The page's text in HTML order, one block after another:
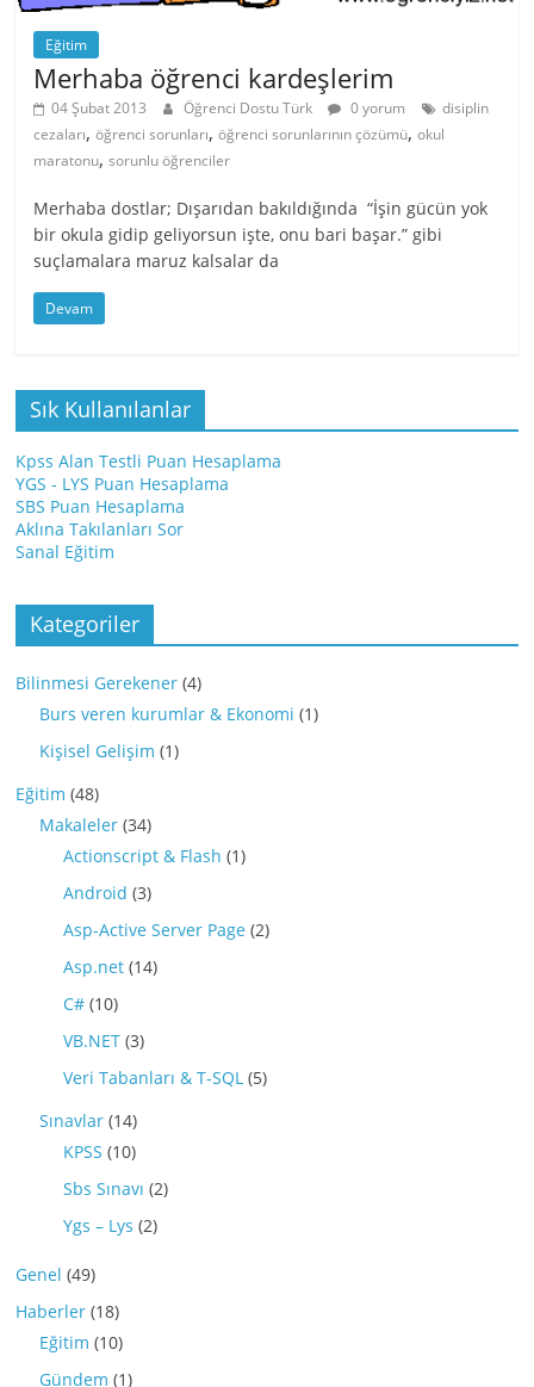
Eğitim
Merhaba öğrenci kardeşlerim
04 Şubat 2013 Öğrenci Dostu Türk 0 yorum
disiplin
cezaları,öğrenci sorunları,öğrenci sorunlarının çözümü,okul
maratonu,sorunlu öğrenciler
Merhaba dostlar; Dışarıdan bakıldığında “İşin gücün yok
bir okula gidip geliyorsun işte, onu bari başar.” gibi
suçlamalara maruz kalsalar da
Devam
Sık Kullanılanlar
Kpss Alan Testli Puan Hesaplama
YGS - LYS Puan Hesaplama
SBS Puan Hesaplama
Aklına Takılanları Sor
Sanal Eğitim
Kategoriler
Bilinmesi Gerekener (4)
Burs veren kurumlar & Ekonomi (1)
Kişisel Gelişim (1)
Eğitim (48)
Makaleler (34)
Actionscript & Flash (1)
Android (3)
Asp-Active Server Page (2)
Asp.net (14)
C# (10)
VB.NET (3)
Veri Tabanları & T-SQL (5)
Sınavlar (14)
KPSS (10)
Sbs Sınavı (2)
Ygs – Lys (2)
Genel (49)
Haberler (18)
Eğitim (10)
Gündem (1)